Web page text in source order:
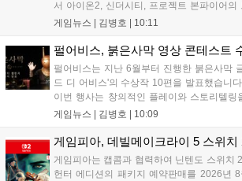
서 아이온2, 신더시티, 프로젝트 본파이어의
이틀이 발표될 예정이다. 특히 아이온2는 9월
베일을 벗는다. 또한 북미 스튜디오가 개발
관에 출품되어 글로벌 시장 공략에 나선다.
통해 전 세계 이용자와의 접점을 확대하고 신
극대화할 계획이다....
게임뉴스 | 김병호 10:11
펄어비스, 붉은사막 영상 콘테스트
펄어비스는 지난 6월부터 진행한 붉은사막
드 디 어비스'의 수상작 10편을 발표했습니
이번 행사는 창의적인 플레이와 스토리텔링
수상자들에게는 펄어비스 사옥 '홈 원' 초청
인공 클리프의 여정을 담은 액션 어드벤처 게
니다....
게임뉴스 | 김병호 10:09
게임피아, 데빌메이크라이 5 스위치
게임피아는 캡콤과 협력하여 닌텐도 스위치
헌터 에디션의 패키지 예약판매를 2026년